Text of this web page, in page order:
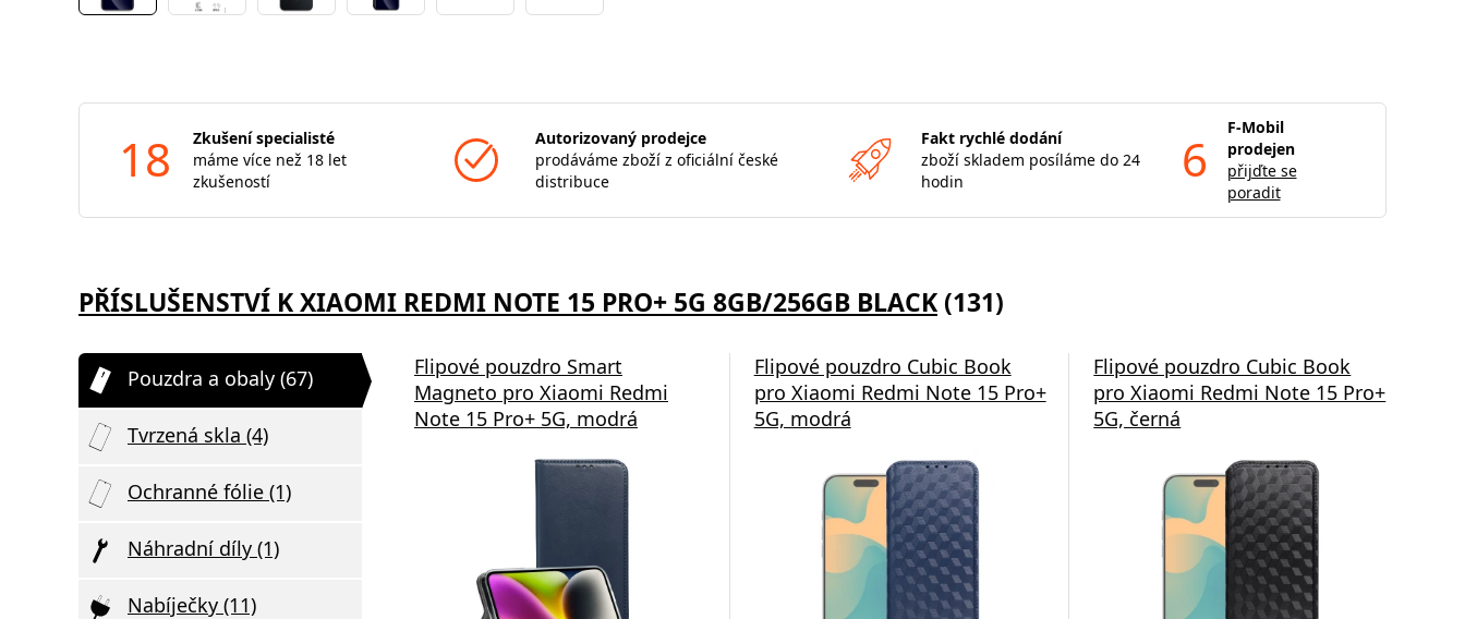
18
Zkušení specialisté
máme více než 18 let
zkušeností
Autorizovaný prodejce
prodáváme zboží z oficiální české
distribuce
Fakt rychlé dodání
zboží skladem posíláme do 24
hodin
6
F-Mobil
prodejen
přijďte se
poradit
PŘÍSLUŠENSTVÍ K XIAOMI REDMI NOTE 15 PRO+ 5G 8GB/256GB BLACK (131)
Pouzdra a obaly (67)
Tvrzená skla (4)
Ochranné fólie (1)
Náhradní díly (1)
Nabíječky (11)
Flipové pouzdro Smart
Magneto pro Xiaomi Redmi
Note 15 Pro+ 5G, modrá
Flipové pouzdro Cubic Book
pro Xiaomi Redmi Note 15 Pro+
5G, modrá
Flipové pouzdro Cubic Book
pro Xiaomi Redmi Note 15 Pro+
5G, černá